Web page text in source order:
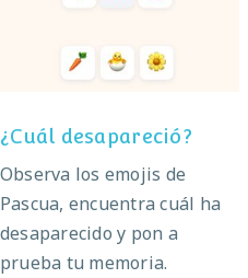
¿Cuál desapareció?
¿Cuál desapareció?
Observa los emojis de
Pascua, encuentra cuál ha
desaparecido y pon a
prueba tu memoria.